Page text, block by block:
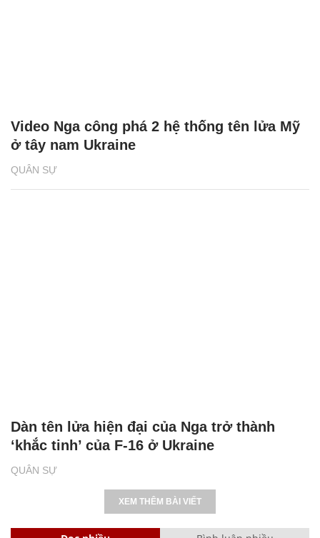
QUÂN SỰ
Video Nga công phá 2 hệ thống tên lửa Mỹ
ở tây nam Ukraine
QUÂN SỰ
Dàn tên lửa hiện đại của Nga trở thành
‘khắc tinh’ của F-16 ở Ukraine
XEM THÊM BÀI VIẾT